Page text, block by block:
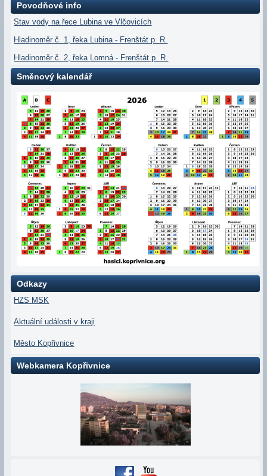
Povodňové info
Stav vody na řece Lubina ve Vlčovicích
Hladinoměr č. 1, řeka Lubina - Frenštát p. R.
Hladinoměr č. 2, řeka Lomná - Frenštát p. R.
Směnový kalendář
Odkazy
HZS MSK
Aktuální události v kraji
Město Kopřivnice
Webkamera Kopřivnice